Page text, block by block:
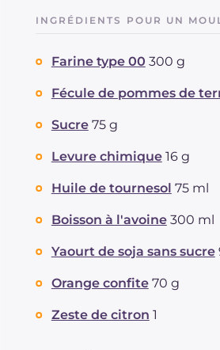
INGRÉDIENTS POUR UN
Farine type 00 300 g
Fécule de pommes de
Sucre 75 g
Levure chimique 16 g
Huile de tournesol 75 ml
Boisson à l'avoine 300 ml
Yaourt de soja sans sucre
Orange confite 70 g
Zeste de citron 1